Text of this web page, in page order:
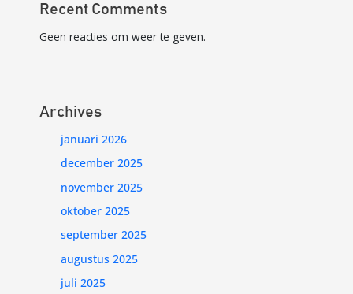
Recent Comments
Geen reacties om weer te geven.
Archives
januari 2026
december 2025
november 2025
oktober 2025
september 2025
augustus 2025
juli 2025